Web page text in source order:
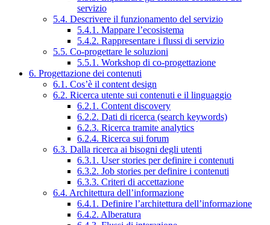
servizio
5.4. Descrivere il funzionamento del servizio
5.4.1. Mappare l’ecosistema
5.4.2. Rappresentare i flussi di servizio
5.5. Co-progettare le soluzioni
5.5.1. Workshop di co-progettazione
6. Progettazione dei contenuti
6.1. Cos’è il content design
6.2. Ricerca utente sui contenuti e il linguaggio
6.2.1. Content discovery
6.2.2. Dati di ricerca (search keywords)
6.2.3. Ricerca tramite analytics
6.2.4. Ricerca sui forum
6.3. Dalla ricerca ai bisogni degli utenti
6.3.1. User stories per definire i contenuti
6.3.2. Job stories per definire i contenuti
6.3.3. Criteri di accettazione
6.4. Architettura dell’informazione
6.4.1. Definire l’architettura dell’informazione
6.4.2. Alberatura